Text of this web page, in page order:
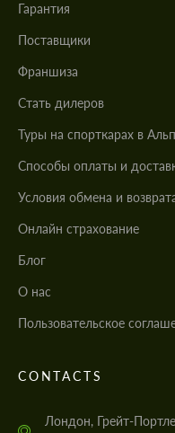
Гарантия
Поставщики
Франшиза
Стать дилеров
Туры на спорткарах в
Cпособы оплаты и
Условия обмена и
Онлайн страхование
Блог
О нас
Пользовательское
CONTACTS
Лондон, Грейт-